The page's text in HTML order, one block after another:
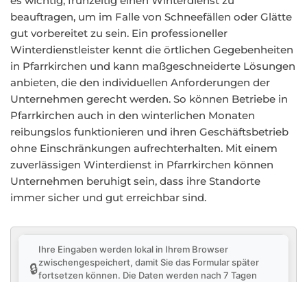
beauftragen, um im Falle von Schneefällen oder Glätte
gut vorbereitet zu sein. Ein professioneller
Winterdienstleister kennt die örtlichen Gegebenheiten
in Pfarrkirchen und kann maßgeschneiderte Lösungen
anbieten, die den individuellen Anforderungen der
Unternehmen gerecht werden. So können Betriebe in
Pfarrkirchen auch in den winterlichen Monaten
reibungslos funktionieren und ihren Geschäftsbetrieb
ohne Einschränkungen aufrechterhalten. Mit einem
zuverlässigen Winterdienst in Pfarrkirchen können
Unternehmen beruhigt sein, dass ihre Standorte
immer sicher und gut erreichbar sind.
🔒
Ihre Eingaben werden lokal in Ihrem Browser
zwischengespeichert, damit Sie das Formular später
fortsetzen können. Die Daten werden nach 7 Tagen